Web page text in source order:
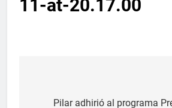
11-at-20.17.00
Pilar adhirió al programa